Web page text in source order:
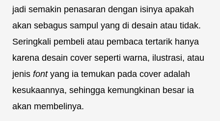
jadi semakin penasaran dengan isinya apakah
akan sebagus sampul yang di desain atau tidak.
Seringkali pembeli atau pembaca tertarik hanya
karena desain cover seperti warna, ilustrasi, atau
jenis fontyang ia temukan pada cover adalah
kesukaannya, sehingga kemungkinan besar ia
akan membelinya.